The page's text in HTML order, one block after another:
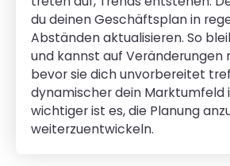
du deinen Geschäftsplan in
Abständen aktualisieren. So
und kannst auf Veränderungen
bevor sie dich unvorbereitet
dynamischer dein Marktumfeld
wichtiger ist es, die Planung
weiterzuentwickeln.